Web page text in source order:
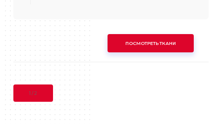
ПОСМОТРЕТЬ ТКАНИ
1 / 2